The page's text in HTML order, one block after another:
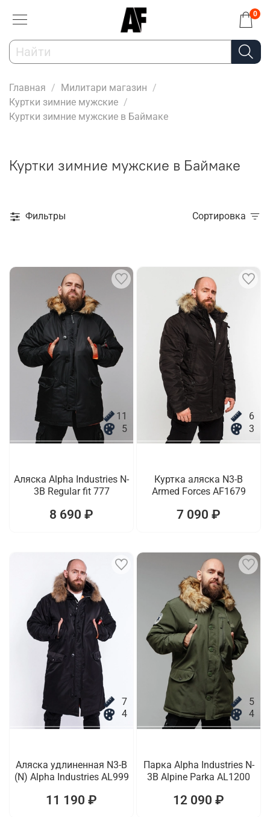
0
Главная
Милитари магазин
Куртки зимние мужские
Куртки зимние мужские в Баймаке
Куртки зимние мужские в Баймаке
Фильтры Сортировка
11
5
Аляска Alpha Industries N-
3B Regular fit 777
8 690 ₽
6
3
Куртка аляска N3-B
Armed Forces AF1679
7 090 ₽
7
4
Аляска удлиненная N3-B
(N) Alpha Industries AL999
11 190 ₽
5
4
Парка Alpha Industries N-
3B Alpine Parka AL1200
12 090 ₽